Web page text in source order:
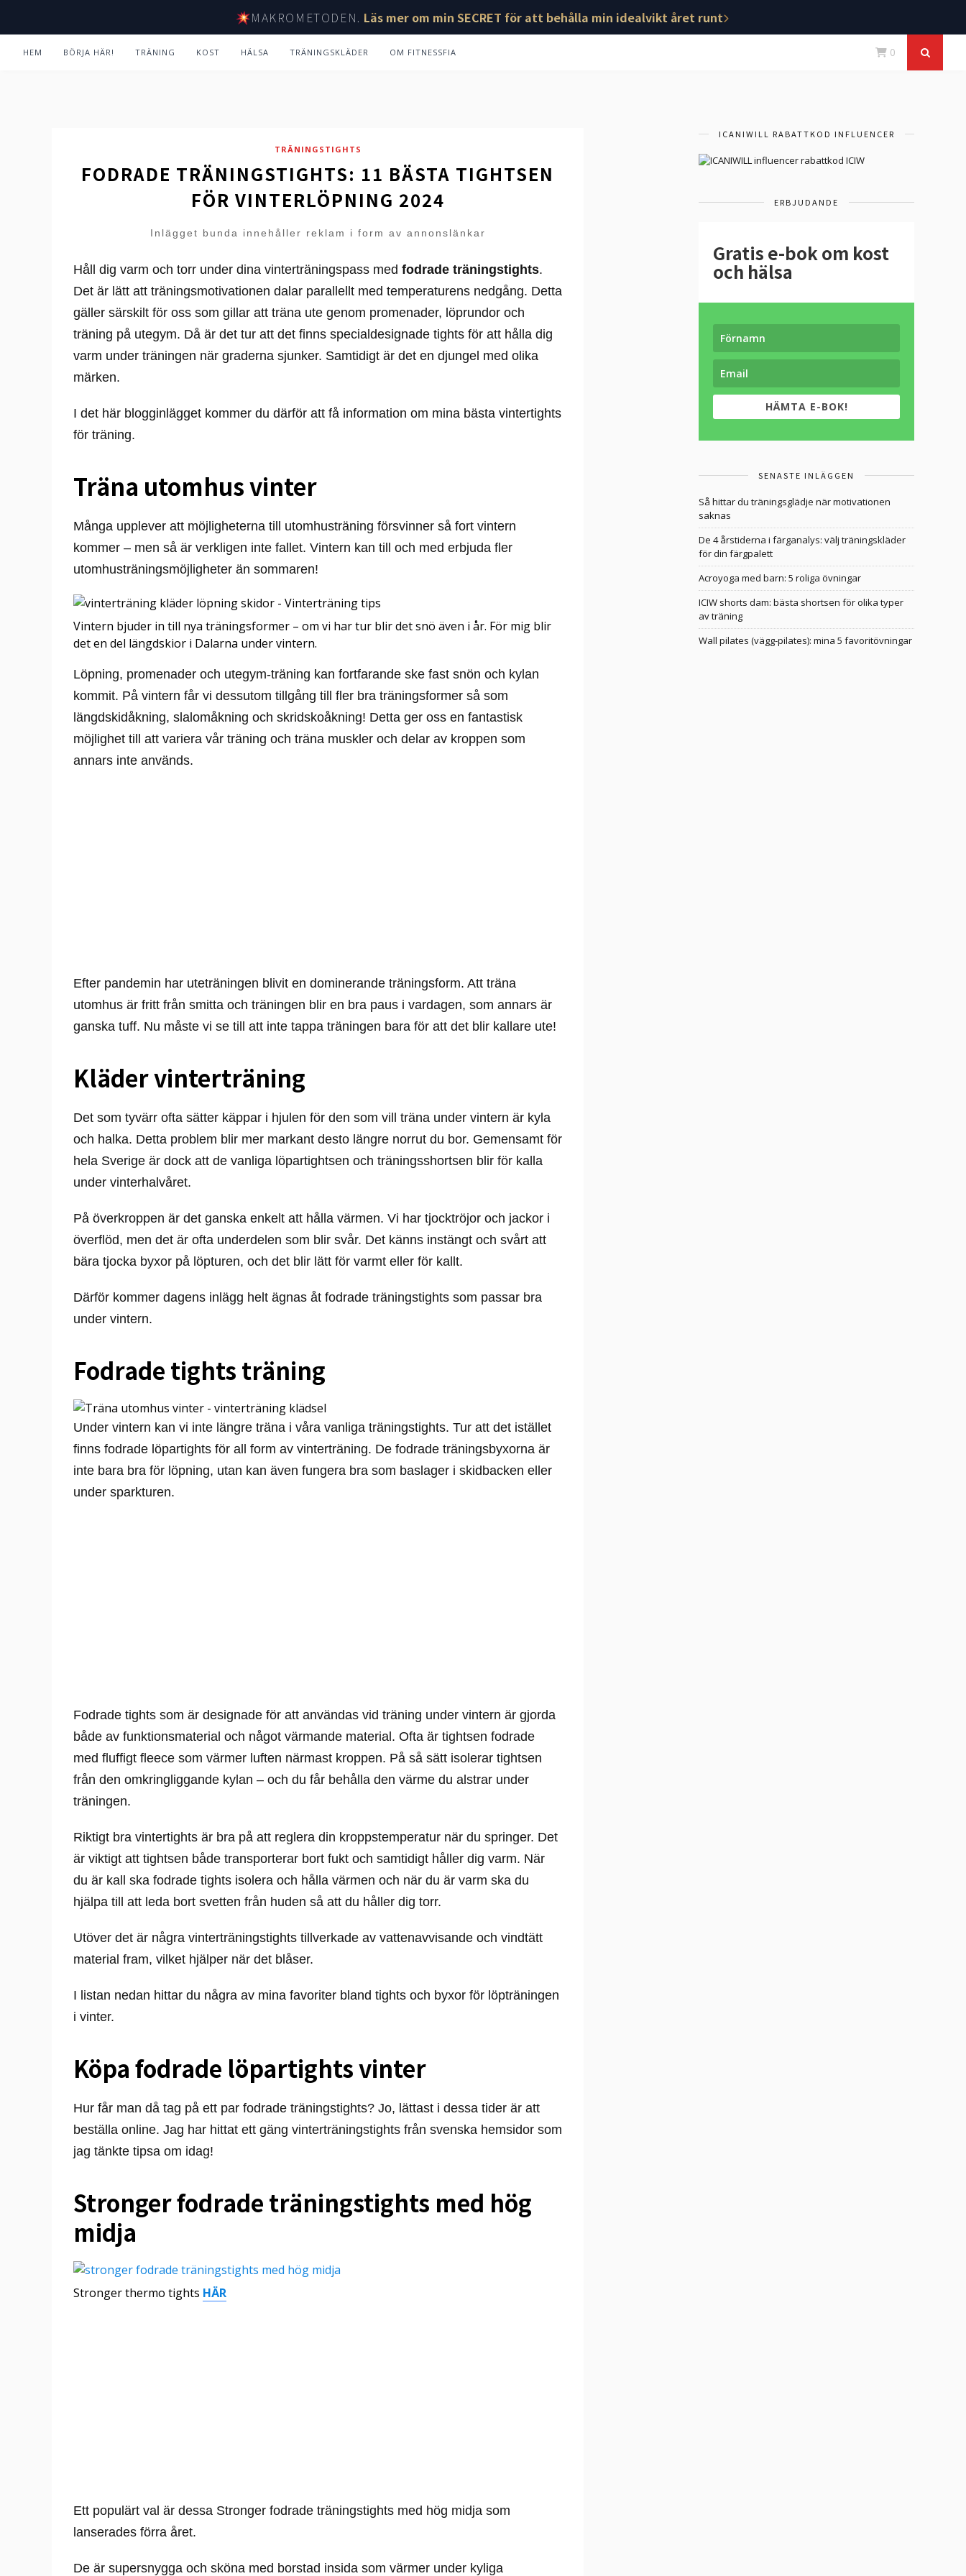
MAKROMETODEN. Läs mer om min SECRET för att behålla min idealvikt året runt
HEM BÖRJA HÄR! TRÄNING KOST HÄLSA TRÄNINGSKLÄDER OM FITNESSFIA 0
TRÄNINGSTIGHTS
FODRADE TRÄNINGSTIGHTS: 11 BÄSTA TIGHTSEN
FÖR VINTERLÖPNING 2024
Inlägget bunda innehåller reklam i form av annonslänkar
Håll dig varm och torr under dina vinterträningspass med fodrade träningstights.
Det är lätt att träningsmotivationen dalar parallellt med temperaturens nedgång. Detta
gäller särskilt för oss som gillar att träna ute genom promenader, löprundor och
träning på utegym. Då är det tur att det finns specialdesignade tights för att hålla dig
varm under träningen när graderna sjunker. Samtidigt är det en djungel med olika
märken.
I det här blogginlägget kommer du därför att få information om mina bästa vintertights
för träning.
Träna utomhus vinter
Många upplever att möjligheterna till utomhusträning försvinner så fort vintern
kommer – men så är verkligen inte fallet. Vintern kan till och med erbjuda fler
utomhusträningsmöjligheter än sommaren!
Vintern bjuder in till nya träningsformer – om vi har tur blir det snö även i år. För mig blir
det en del längdskior i Dalarna under vintern.
Löpning, promenader och utegym-träning kan fortfarande ske fast snön och kylan
kommit. På vintern får vi dessutom tillgång till fler bra träningsformer så som
längdskidåkning, slalomåkning och skridskoåkning! Detta ger oss en fantastisk
möjlighet till att variera vår träning och träna muskler och delar av kroppen som
annars inte används.
Efter pandemin har uteträningen blivit en dominerande träningsform. Att träna
utomhus är fritt från smitta och träningen blir en bra paus i vardagen, som annars är
ganska tuff. Nu måste vi se till att inte tappa träningen bara för att det blir kallare ute!
Kläder vinterträning
Det som tyvärr ofta sätter käppar i hjulen för den som vill träna under vintern är kyla
och halka. Detta problem blir mer markant desto längre norrut du bor. Gemensamt för
hela Sverige är dock att de vanliga löpartightsen och träningsshortsen blir för kalla
under vinterhalvåret.
På överkroppen är det ganska enkelt att hålla värmen. Vi har tjocktröjor och jackor i
överflöd, men det är ofta underdelen som blir svår. Det känns instängt och svårt att
bära tjocka byxor på löpturen, och det blir lätt för varmt eller för kallt.
Därför kommer dagens inlägg helt ägnas åt fodrade träningstights som passar bra
under vintern.
Fodrade tights träning
Under vintern kan vi inte längre träna i våra vanliga träningstights. Tur att det istället
finns fodrade löpartights för all form av vinterträning. De fodrade träningsbyxorna är
inte bara bra för löpning, utan kan även fungera bra som baslager i skidbacken eller
under sparkturen.
Fodrade tights som är designade för att användas vid träning under vintern är gjorda
både av funktionsmaterial och något värmande material. Ofta är tightsen fodrade
med fluffigt fleece som värmer luften närmast kroppen. På så sätt isolerar tightsen
från den omkringliggande kylan – och du får behålla den värme du alstrar under
träningen.
Riktigt bra vintertights är bra på att reglera din kroppstemperatur när du springer. Det
är viktigt att tightsen både transporterar bort fukt och samtidigt håller dig varm. När
du är kall ska fodrade tights isolera och hålla värmen och när du är varm ska du
hjälpa till att leda bort svetten från huden så att du håller dig torr.
Utöver det är några vinterträningstights tillverkade av vattenavvisande och vindtätt
material fram, vilket hjälper när det blåser.
I listan nedan hittar du några av mina favoriter bland tights och byxor för löpträningen
i vinter.
Köpa fodrade löpartights vinter
Hur får man då tag på ett par fodrade träningstights? Jo, lättast i dessa tider är att
beställa online. Jag har hittat ett gäng vinterträningstights från svenska hemsidor som
jag tänkte tipsa om idag!
Stronger fodrade träningstights med hög
midja
Stronger thermo tights HÄR
Ett populärt val är dessa Stronger fodrade träningstights med hög midja som
lanserades förra året.
De är supersnygga och sköna med borstad insida som värmer under kyliga
ICANIWILL RABATTKOD INFLUENCER
ERBJUDANDE
Gratis e-bok om kost
och hälsa
HÄMTA E-BOK!
SENASTE INLÄGGEN
Så hittar du träningsglädje när motivationen
saknas
De 4 årstiderna i färganalys: välj träningskläder
för din färgpalett
Acroyoga med barn: 5 roliga övningar
ICIW shorts dam: bästa shortsen för olika typer
av träning
Wall pilates (vägg-pilates): mina 5 favoritövningar